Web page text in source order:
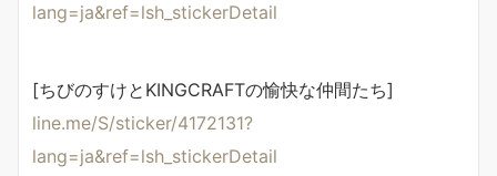
lang=ja&ref=lsh_stickerDetail
[ちびのすけとKINGCRAFTの愉快な仲間たち]
line.me/S/sticker/4172131?
lang=ja&ref=lsh_stickerDetail